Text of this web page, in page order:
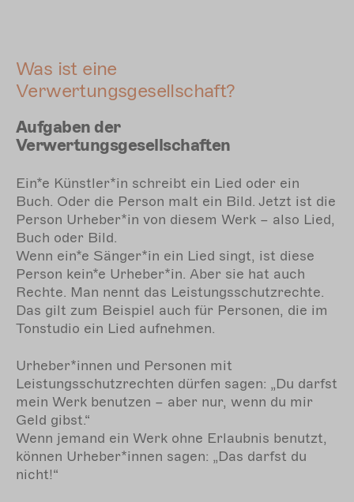
Was ist eine
Verwertungsgesellschaft?
Aufgaben der
Verwertungsgesellschaften
Ein*e Künstler*in schreibt ein Lied oder ein
Buch. Oder die Person malt ein Bild. Jetzt ist die
Person Urheber*in von diesem Werk – also Lied,
Buch oder Bild.
Wenn ein*e Sänger*in ein Lied singt, ist diese
Person kein*e Urheber*in. Aber sie hat auch
Rechte. Man nennt das Leistungsschutzrechte.
Das gilt zum Beispiel auch für Personen, die im
Tonstudio ein Lied aufnehmen.
Urheber*innen und Personen mit
Leistungsschutzrechten dürfen sagen: „Du darfst
mein Werk benutzen – aber nur, wenn du mir
Geld gibst.“
Wenn jemand ein Werk ohne Erlaubnis benutzt,
können Urheber*innen sagen: „Das darfst du
nicht!“